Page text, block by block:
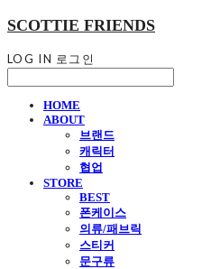
SCOTTIE FRIENDS
LOG IN 로그인
HOME
ABOUT
브랜드
캐릭터
협업
STORE
BEST
폰케이스
의류/패브릭
스티커
문구류